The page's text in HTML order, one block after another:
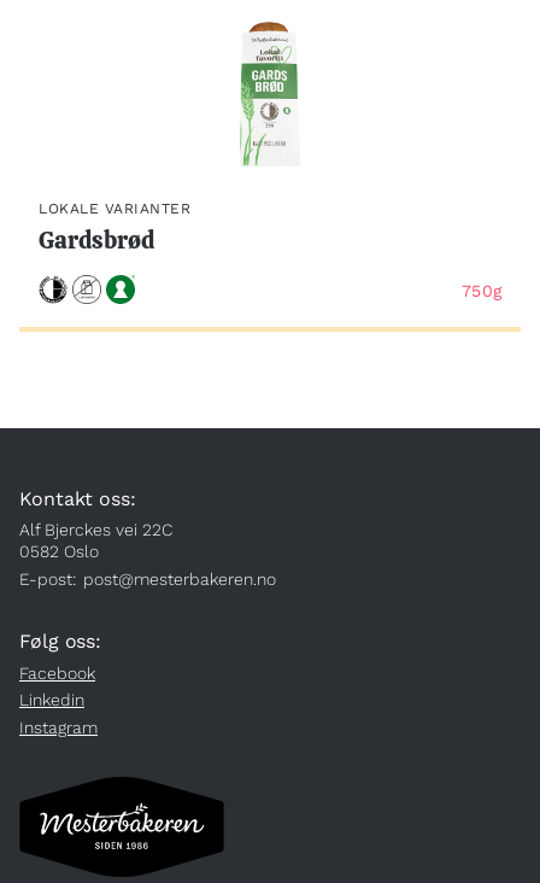
LOKALE VARIANTER
Gardsbrød
750g
Kontakt oss:
Alf Bjerckes vei 22C
0582 Oslo
E-post: post@mesterbakeren.no
Følg oss:
Facebook
Linkedin
Instagram